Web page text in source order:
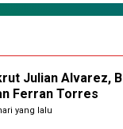
Julian Alvarez,
Ferran Torres
yang lalu